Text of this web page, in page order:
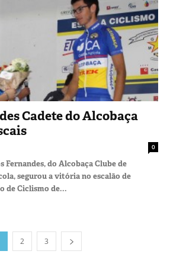
Cadete do Alcobaça
0
do Alcobaça Clube de
segurou a vitória no escalão de
de Ciclismo de...
2 3